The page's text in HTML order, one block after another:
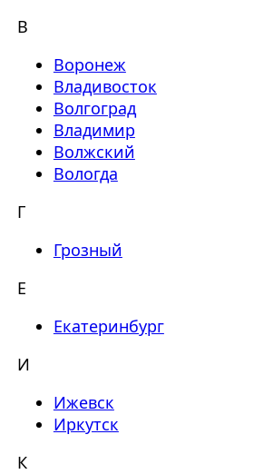
В
Воронеж
Владивосток
Волгоград
Владимир
Волжский
Вологда
Г
Грозный
Е
Екатеринбург
И
Ижевск
Иркутск
К